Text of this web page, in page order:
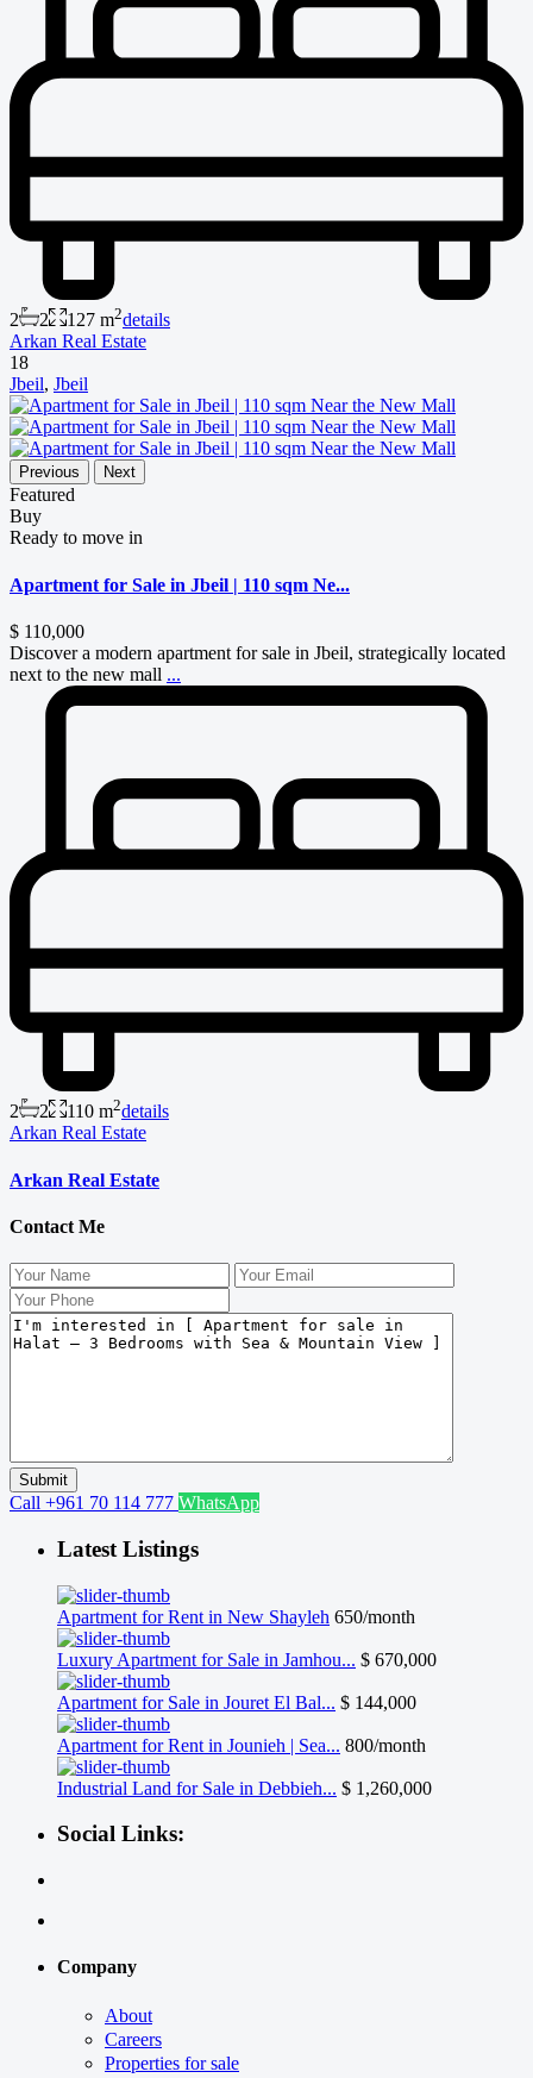
2 2 127 m2details
Arkan Real Estate
18
Jbeil, Jbeil
Previous Next
Featured
Buy
Ready to move in
Apartment for Sale in Jbeil | 110 sqm Ne...
$ 110,000
Discover a modern apartment for sale in Jbeil, strategically located
next to the new mall ...
2 2 110 m2details
Arkan Real Estate
Arkan Real Estate
Contact Me
Call +961 70 114 777 WhatsApp
Latest Listings
Apartment for Rent in New Shayleh 650/month
Luxury Apartment for Sale in Jamhou... $ 670,000
Apartment for Sale in Jouret El Bal... $ 144,000
Apartment for Rent in Jounieh | Sea... 800/month
Industrial Land for Sale in Debbieh... $ 1,260,000
Social Links:
Company
About
Careers
Properties for sale